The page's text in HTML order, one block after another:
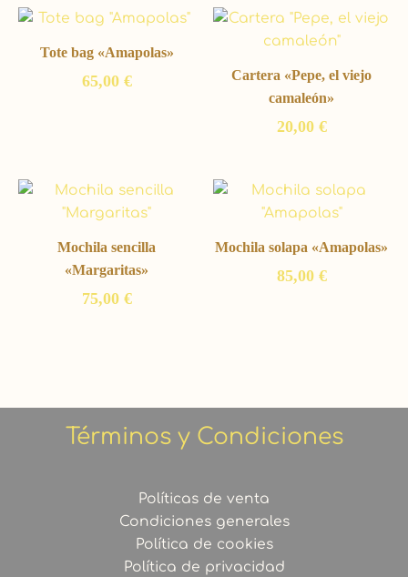
Tote bag «Amapolas»
65,00 €
Cartera «Pepe, el viejo
camaleón»
20,00 €
Mochila sencilla
«Margaritas»
75,00 €
Mochila solapa «Amapolas»
85,00 €
Términos y Condiciones
Políticas de venta
Condiciones generales
Política de cookies
Política de privacidad